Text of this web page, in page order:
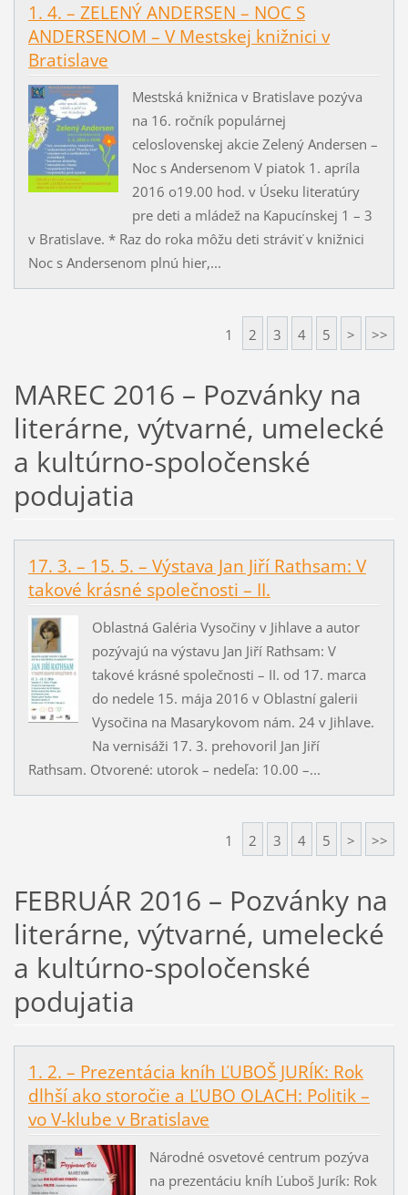
1. 4. – ZELENÝ ANDERSEN – NOC S
ANDERSENOM – V Mestskej knižnici v
Bratislave
Mestská knižnica v Bratislave pozýva
na 16. ročník populárnej
celoslovenskej akcie Zelený Andersen –
Noc s Andersenom V piatok 1. apríla
2016 o19.00 hod. v Úseku literatúry
pre deti a mládež na Kapucínskej 1 – 3
v Bratislave. * Raz do roka môžu deti stráviť v knižnici
Noc s Andersenom plnú hier,...
1 2 3 4 5 > >>
MAREC 2016 – Pozvánky na
literárne, výtvarné, umelecké
a kultúrno-spoločenské
podujatia
17. 3. – 15. 5. – Výstava Jan Jiří Rathsam: V
takové krásné společnosti – II.
Oblastná Galéria Vysočiny v Jihlave a autor
pozývajú na výstavu Jan Jiří Rathsam: V
takové krásné společnosti – II. od 17. marca
do nedele 15. mája 2016 v Oblastní galerii
Vysočina na Masarykovom nám. 24 v Jihlave.
Na vernisáži 17. 3. prehovoril Jan Jiří
Rathsam. Otvorené: utorok – nedeľa: 10.00 –...
1 2 3 4 5 > >>
FEBRUÁR 2016 – Pozvánky na
literárne, výtvarné, umelecké
a kultúrno-spoločenské
podujatia
1. 2. – Prezentácia kníh ĽUBOŠ JURÍK: Rok
dlhší ako storočie a ĽUBO OLACH: Politik –
vo V-klube v Bratislave
Národné osvetové centrum pozýva
na prezentáciu kníh Ľuboš Jurík: Rok